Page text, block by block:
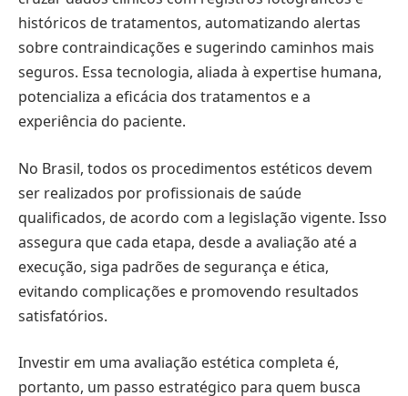
históricos de tratamentos, automatizando alertas
sobre contraindicações e sugerindo caminhos mais
seguros. Essa tecnologia, aliada à expertise humana,
potencializa a eficácia dos tratamentos e a
experiência do paciente.
No Brasil, todos os procedimentos estéticos devem
ser realizados por profissionais de saúde
qualificados, de acordo com a legislação vigente. Isso
assegura que cada etapa, desde a avaliação até a
execução, siga padrões de segurança e ética,
evitando complicações e promovendo resultados
satisfatórios.
Investir em uma avaliação estética completa é,
portanto, um passo estratégico para quem busca